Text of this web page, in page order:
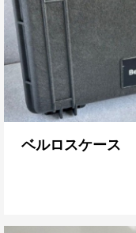
ベルロスケース